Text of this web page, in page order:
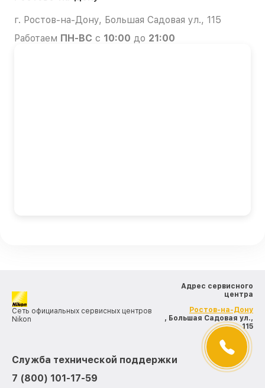
г. Ростов-на-Дону, Большая Садовая ул., 115
Работаем ПН-ВС с 10:00 до 21:00
Сеть официальных сервисных центров
Nikon
Адрес сервисного
центра
Ростов-на-Дону
, Большая Садовая ул.,
115
Служба технической поддержки
7 (800) 101-17-59